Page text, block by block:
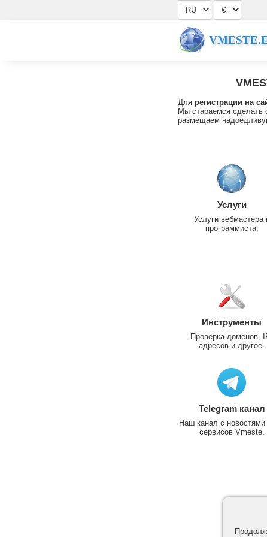
Для регистрации на
Мы стараемся сделать
размещаем
Услуги
Услуги вебмастера
программиста.
Инструменты
Проверка доменов,
адресов и другое.
Telegram канал
Наш канал с новостями
сервисов Vmeste.